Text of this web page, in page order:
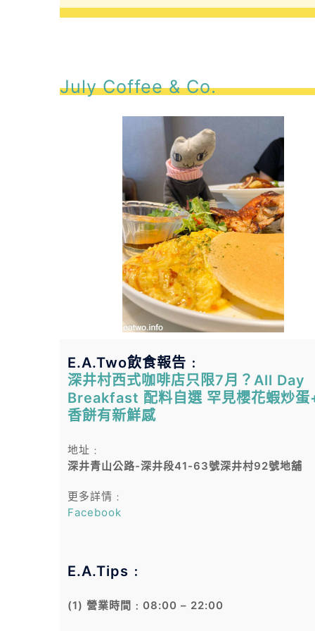
July Coffee & Co.
E.A.Two飲食報告﹕
深井村西式咖啡店只限7月？All Day
Breakfast 配料自選 罕見櫻花蝦炒蛋
香餅有新鮮感
地址﹕
深井青山公路-深井段41-63號深井村92號地舖
更多詳情﹕
Facebook
E.A.Tips﹕
(1) 營業時間﹕08:00 – 22:00